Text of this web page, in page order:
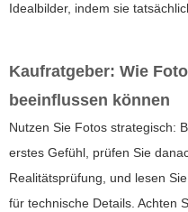
Idealbilder, indem sie
Kaufratgeber: Wie
beeinflussen können
Nutzen Sie Fotos strategisch:
erstes Gefühl, prüfen Sie
Realitätsprüfung, und lesen
für technische Details. Achten